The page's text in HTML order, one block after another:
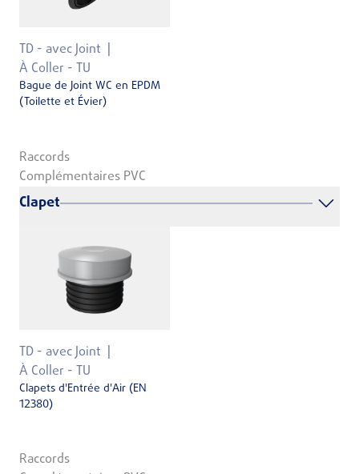
TD - avec Joint
À Coller - TU
Bague de Joint WC en EPDM
(Toilette et Évier)
Raccords
Complémentaires PVC
Clapet
TD - avec Joint
À Coller - TU
Clapets d'Entrée d'Air (EN
12380)
Raccords